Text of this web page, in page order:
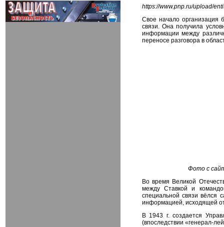
https://www.pnp.ru/upload/
Свое начало организация
связи. Она получила
информации между
переносе разговора в
Фото с
Во время Великой
между Ставкой и
специальной связи вёлся
информацией, исходящей
В 1943 г. создается
(впоследствии «генерал-